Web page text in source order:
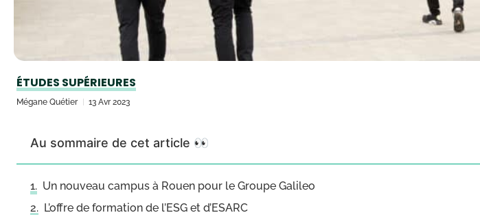
ÉTUDES SUPÉRIEURES
Mégane Quétier 13 Avr 2023
Au sommaire de cet article 👀
Un nouveau campus à Rouen pour le Groupe Galileo
L’offre de formation de l’ESG et d’ESARC